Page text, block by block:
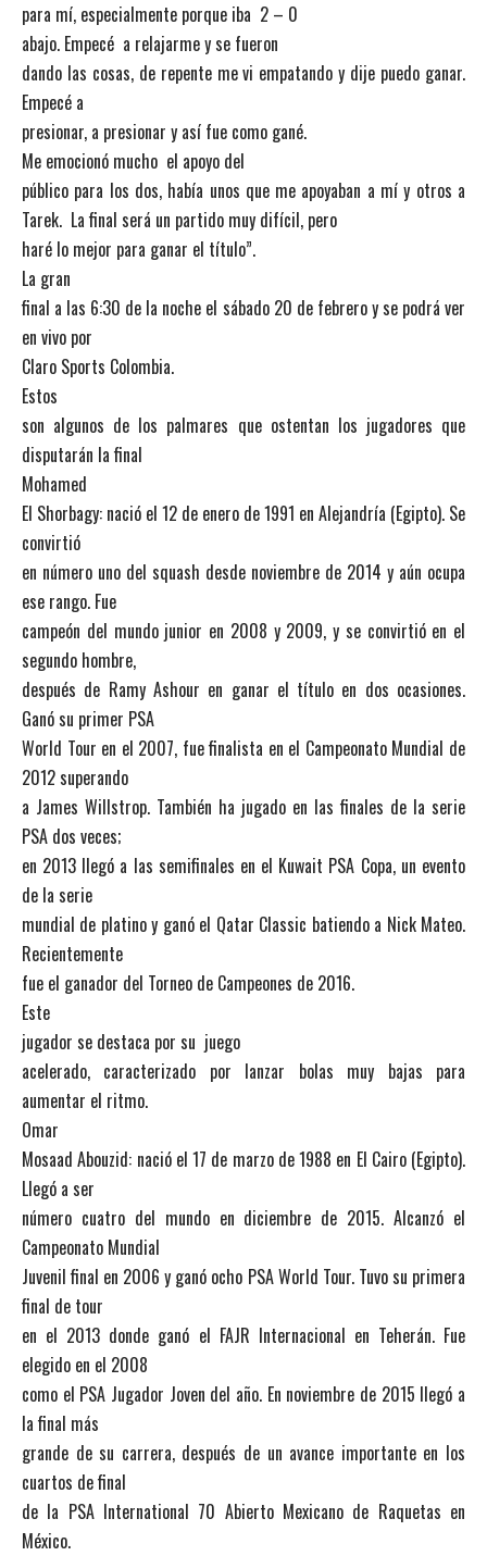
para mí, especialmente porque iba 2 – 0
abajo. Empecé a relajarme y se fueron
dando las cosas, de repente me vi empatando y dije puedo ganar.
Empecé a
presionar, a presionar y así fue como gané.
Me emocionó mucho el apoyo del
público para los dos, había unos que me apoyaban a mí y otros a
Tarek. La final será un partido muy difícil, pero
haré lo mejor para ganar el título”.
La gran
final a las 6:30 de la noche el sábado 20 de febrero y se podrá ver
en vivo por
Claro Sports Colombia.
Estos
son algunos de los palmares que ostentan los jugadores que
disputarán la final
Mohamed
El Shorbagy: nació el 12 de enero de 1991 en Alejandría (Egipto). Se
convirtió
en número uno del squash desde noviembre de 2014 y aún ocupa
ese rango. Fue
campeón del mundo junior en 2008 y 2009, y se convirtió en el
segundo hombre,
después de Ramy Ashour en ganar el título en dos ocasiones.
Ganó su primer PSA
World Tour en el 2007, fue finalista en el Campeonato Mundial de
2012 superando
a James Willstrop. También ha jugado en las finales de la serie
PSA dos veces;
en 2013 llegó a las semifinales en el Kuwait PSA Copa, un evento
de la serie
mundial de platino y ganó el Qatar Classic batiendo a Nick Mateo.
Recientemente
fue el ganador del Torneo de Campeones de 2016.
Este
jugador se destaca por su juego
acelerado, caracterizado por lanzar bolas muy bajas para
aumentar el ritmo.
Omar
Mosaad Abouzid: nació el 17 de marzo de 1988 en El Cairo (Egipto).
Llegó a ser
número cuatro del mundo en diciembre de 2015. Alcanzó el
Campeonato Mundial
Juvenil final en 2006 y ganó ocho PSA World Tour. Tuvo su primera
final de tour
en el 2013 donde ganó el FAJR Internacional en Teherán. Fue
elegido en el 2008
como el PSA Jugador Joven del año. En noviembre de 2015 llegó a
la final más
grande de su carrera, después de un avance importante en los
cuartos de final
de la PSA International 70 Abierto Mexicano de Raquetas en
México.